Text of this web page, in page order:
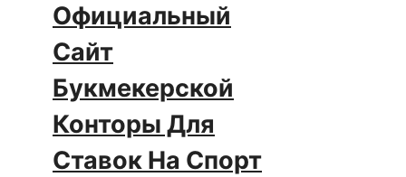
Официальный
Сайт
Букмекерской
Конторы Для
Ставок На Спорт